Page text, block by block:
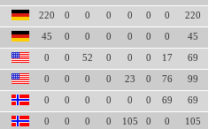
220 0 0 0 0 0 0 220
45 0 0 0 0 0 0 45
0 0 52 0 0 0 17 69
0 0 0 0 23 0 76 99
0 0 0 0 0 0 69 69
0 0 0 0 105 0 0 105